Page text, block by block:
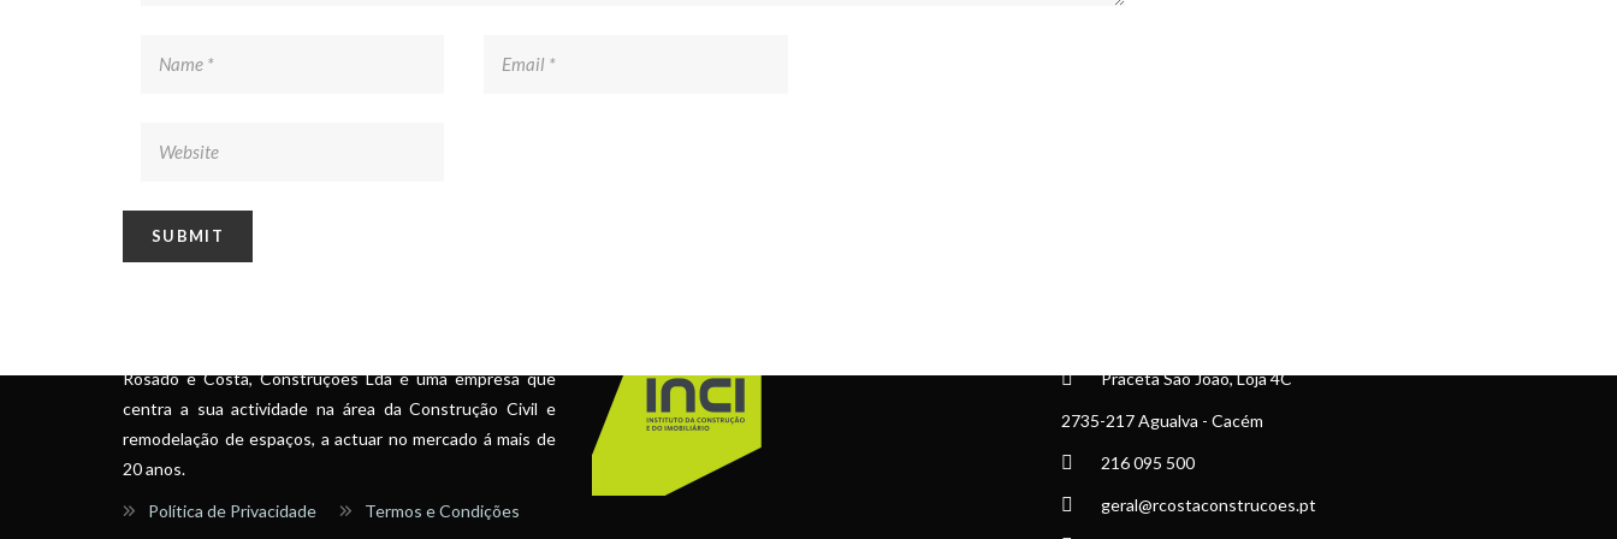
Rosado e Costa, Construções Lda é uma empresa que
centra a sua actividade na área da Construção Civil e
remodelação de espaços, a actuar no mercado á mais de
20 anos.
Política de Privacidade Termos e Condições
Praceta São João, Loja 4C
2735-217 Agualva - Cacém
216 095 500
geral@rcostaconstrucoes.pt